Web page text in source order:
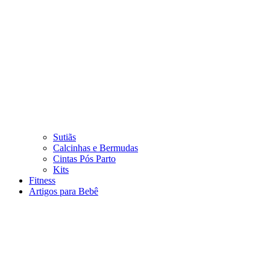
Sutiãs
Calcinhas e Bermudas
Cintas Pós Parto
Kits
Fitness
Artigos para Bebê